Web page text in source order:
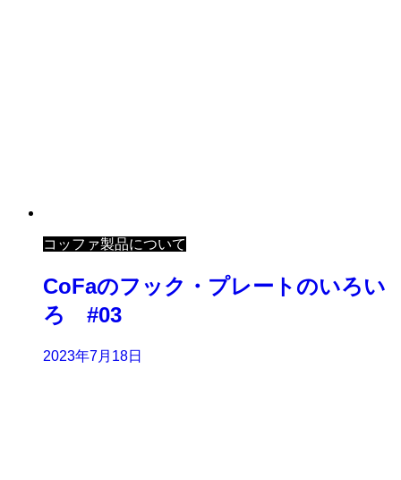
コッファ製品について
CoFaのフック・プレートのいろい
ろ #03
2023年7月18日